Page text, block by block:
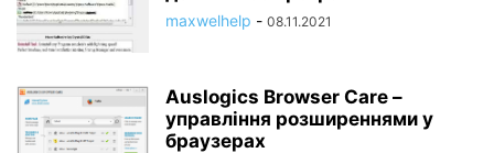
maxwelhelp - 08.11.2021
Auslogics Browser Care –
управління розширеннями у
браузерах